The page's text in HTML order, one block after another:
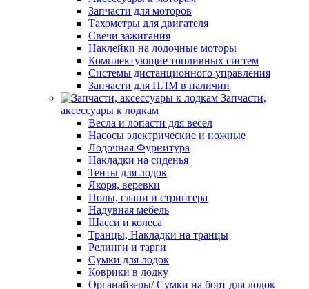
Запчасти для моторов
Тахометры для двигателя
Свечи зажигания
Наклейки на лодочные моторы
Комплектующие топливных систем
Системы дистанционного управления
Запчасти для ПЛМ в наличии
Запчасти,
аксессуары к лодкам
Весла и лопасти для весел
Насосы электрические и ножные
Лодочная Фурнитура
Накладки на сиденья
Тенты для лодок
Якоря, веревки
Полы, слани и стрингера
Надувная мебель
Шасси и колеса
Транцы, Накладки на транцы
Релинги и тарги
Сумки для лодок
Коврики в лодку
Органайзеры/ Сумки на борт для лодок